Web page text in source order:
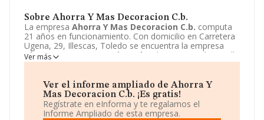
Sobre Ahorra Y Mas Decoracion C.b.
La empresa Ahorra Y Mas Decoracion C.b. computa
21 años en funcionamiento. Con domicilio en Carretera
Ugena, 29, Illescas, Toledo se encuentra la empresa
Ahorra Y Mas Decoracion C.b.
. El CNAE que desarrolla
es 4755 - Comercio al por menor de muebles, aparatos
doméstico. Ahorra Y Mas Decoracion C.b.está
definida como Comunidad de bienes.
Ver más
Ver el informe ampliado de Ahorra Y
Mas Decoracion C.b. ¡Es gratis!
Regístrate en eInforma y te regalamos el
Informe Ampliado de esta empresa.